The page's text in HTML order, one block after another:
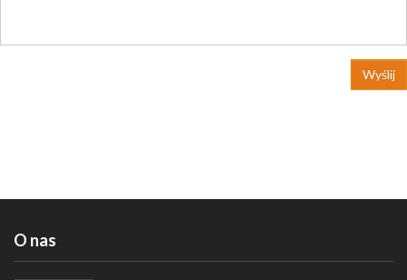
Wyślij
O nas